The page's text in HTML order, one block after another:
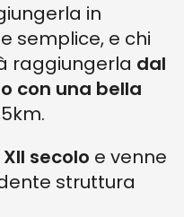
in
semplice, e chi
raggiungerla dal
con una bella
XII secolo e venne
struttura